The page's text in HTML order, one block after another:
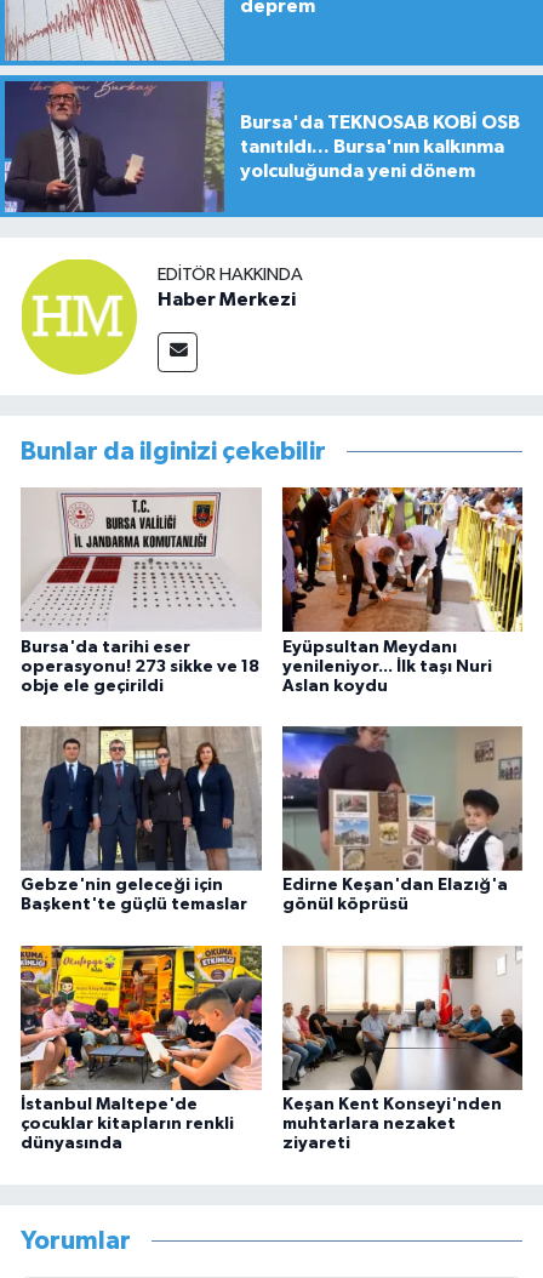
deprem
Bursa'da TEKNOSAB KOBİ OSB
tanıtıldı... Bursa'nın kalkınma
yolculuğunda yeni dönem
EDITÖR HAKKINDA
Haber Merkezi
Bunlar da ilginizi çekebilir
Bursa'da tarihi eser
operasyonu! 273 sikke ve 18
obje ele geçirildi
Eyüpsultan Meydanı
yenileniyor... İlk taşı Nuri
Aslan koydu
Gebze'nin geleceği için
Başkent'te güçlü temaslar
Edirne Keşan'dan Elazığ'a
gönül köprüsü
İstanbul Maltepe'de
çocuklar kitapların renkli
dünyasında
Keşan Kent Konseyi'nden
muhtarlara nezaket
ziyareti
Yorumlar